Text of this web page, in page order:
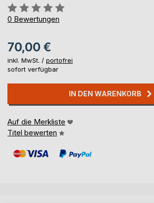
Bewertung::
0%
0 Bewertungen
70,00 €
inkl. MwSt. / portofrei
sofort verfügbar
IN DEN WARENKORB
Auf die Merkliste
Titel bewerten